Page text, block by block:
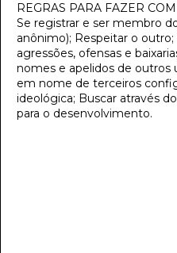
REGRAS PARA FAZER
Se registrar e ser membro
anônimo); Respeitar o
agressões, ofensas e
nomes e apelidos de outros
em nome de terceiros
ideológica; Buscar através
para o desenvolvimento.